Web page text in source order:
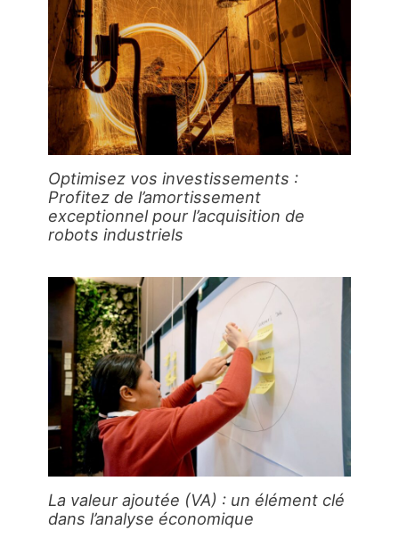
Optimisez vos investissements :
Profitez de l’amortissement
exceptionnel pour l’acquisition de
robots industriels
La valeur ajoutée (VA) : un élément clé
dans l’analyse économique